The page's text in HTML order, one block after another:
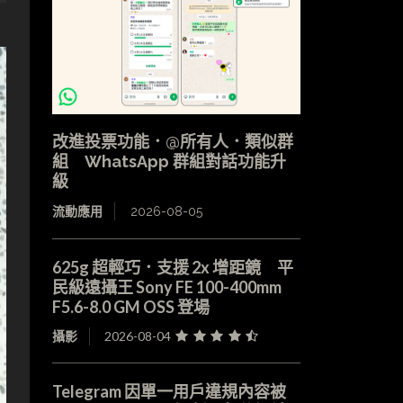
改進投票功能．@所有人．類似群
組 WhatsApp 群組對話功能升
級
流動應用 2026-08-05
625g 超輕巧．支援 2x 增距鏡 平
民級遠攝王 Sony FE 100-400mm
F5.6-8.0 GM OSS 登場
攝影 2026-08-04
Telegram 因單一用戶違規內容被